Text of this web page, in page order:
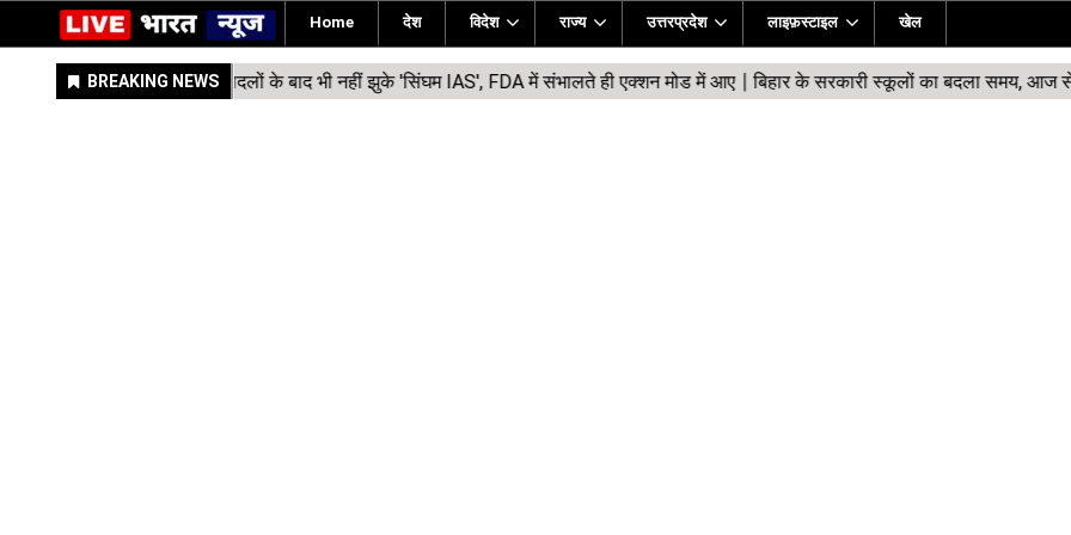
Home देश विदेश राज्य उत्तरप्रदेश लाइफ़स्टाइल खेल